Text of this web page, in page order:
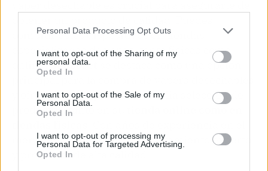
Personal Data Processing Opt Outs
I want to opt-out of the Sharing of my
personal data.
Opted In
I want to opt-out of the Sale of my
Personal Data.
Opted In
I want to opt-out of processing my
Personal Data for Targeted Advertising.
Opted In
comprar estos dispositivos en tiendas
especializadas de vapeo, tanto físicas como
online.Sapporet
se destaca como una opción
principal para la compra de vapers desechables
y ofrece la ventaja de una amplia selección de
productos, tanto en su
mercado, proporcionan asesoramiento experto
y productos de alta calidad.